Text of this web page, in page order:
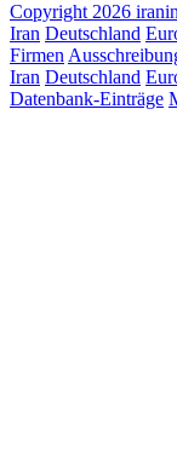
Copyright 2026
Iran Deutschland
Firmen
Iran Deutschland
Datenbank-Einträge